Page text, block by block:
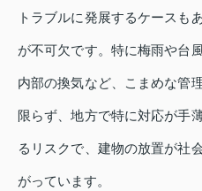
トラブルに発展するケースも
が不可欠です。特に梅雨や台
内部の換気など、こまめな管
限らず、地方で特に対応が手
るリスクで、建物の放置が社
がっています。